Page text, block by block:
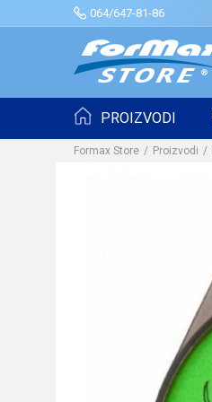
064/647-81-86
PROIZVODI
Formax Store Proizvodi